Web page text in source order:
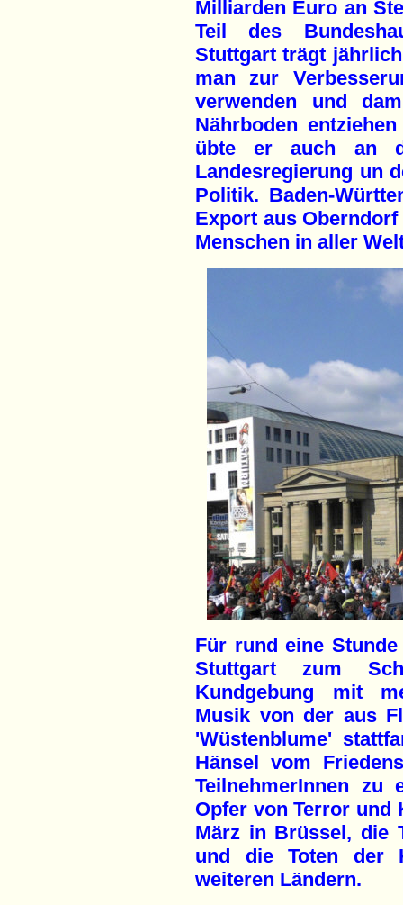
Milliarden Euro an
Teil des
Stuttgart trägt
man zur
verwenden und
Nährboden
übte er auch an
Landesregierung un
Politik. Baden-
Export aus
Menschen in aller
Für rund eine
Stuttgart zum
Kundgebung mit
Musik von der aus
'Wüstenblume'
Hänsel vom
TeilnehmerInnen zu
Opfer von Terror und
März in Brüssel, die
und die Toten der
weiteren Ländern.